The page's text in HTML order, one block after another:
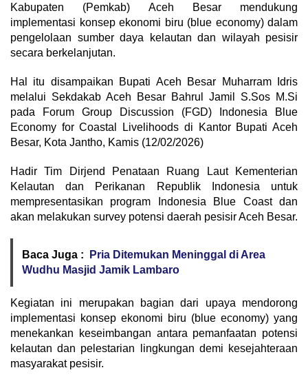
Kabupaten (Pemkab) Aceh Besar mendukung
implementasi konsep ekonomi biru (blue economy) dalam
pengelolaan sumber daya kelautan dan wilayah pesisir
secara berkelanjutan.
Hal itu disampaikan Bupati Aceh Besar Muharram Idris
melalui Sekdakab Aceh Besar Bahrul Jamil S.Sos M.Si
pada Forum Group Discussion (FGD) Indonesia Blue
Economy for Coastal Livelihoods di Kantor Bupati Aceh
Besar, Kota Jantho, Kamis (12/02/2026)
Hadir Tim Dirjend Penataan Ruang Laut Kementerian
Kelautan dan Perikanan Republik Indonesia untuk
mempresentasikan program Indonesia Blue Coast dan
akan melakukan survey potensi daerah pesisir Aceh Besar.
Baca Juga :
Pria Ditemukan Meninggal di Area
Wudhu Masjid Jamik Lambaro
Kegiatan ini merupakan bagian dari upaya mendorong
implementasi konsep ekonomi biru (blue economy) yang
menekankan keseimbangan antara pemanfaatan potensi
kelautan dan pelestarian lingkungan demi kesejahteraan
masyarakat pesisir.